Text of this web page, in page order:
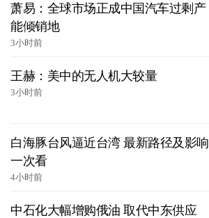
萧易：全球市场正成中国汽车过剩产
能倾销地
3小时前
王赫：美中的无人机大较量
3小时前
白海豚台风逼近台湾 最新路径及影响
一次看
4小时前
中石化大幅增购俄油 取代中东供应